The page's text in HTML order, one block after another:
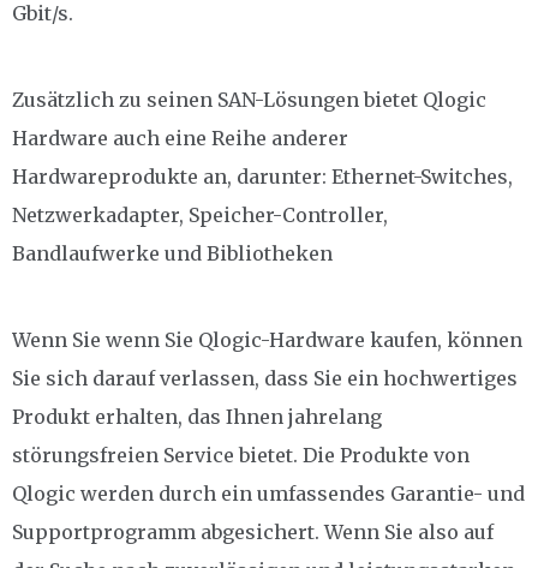
Gbit/s.
Zusätzlich zu seinen SAN-Lösungen bietet Qlogic
Hardware auch eine Reihe anderer
Hardwareprodukte an, darunter: Ethernet-Switches,
Netzwerkadapter, Speicher-Controller,
Bandlaufwerke und Bibliotheken
Wenn Sie wenn Sie Qlogic-Hardware kaufen, können
Sie sich darauf verlassen, dass Sie ein hochwertiges
Produkt erhalten, das Ihnen jahrelang
störungsfreien Service bietet. Die Produkte von
Qlogic werden durch ein umfassendes Garantie- und
Supportprogramm abgesichert. Wenn Sie also auf